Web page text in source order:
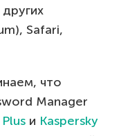
Safari,
что
Manager
и Kaspersky